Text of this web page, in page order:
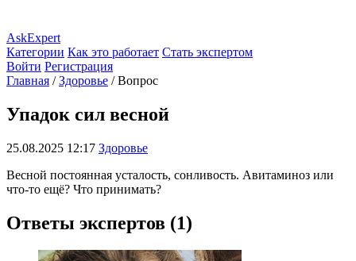
AskExpert
Категории Как это работает Стать экспертом
Войти Регистрация
Главная / Здоровье / Вопрос
Упадок сил весной
25.08.2025 12:17 Здоровье
Весной постоянная усталость, сонливость. Авитаминоз или
что-то ещё? Что принимать?
Ответы экспертов (1)